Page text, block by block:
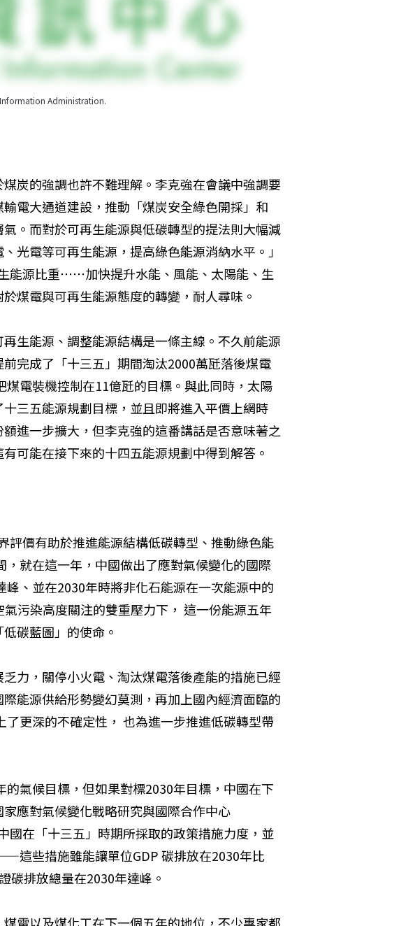
Administration.
炭的強調也許不難理解。李克強在會議中強調要
電大通道建設，推動「煤炭安全綠色開採」和
。而對於可再生能源與低碳轉型的提法則大幅減
光電等可再生能源，提高綠色能源消納水平。」
能源比重⋯⋯加快提升水能、風能、太陽能、生
煤電與可再生能源態度的轉變，耐人尋味。
生能源、調整能源結構是一條主線。不久前能源
完成了「十三五」期間淘汰2000萬瓩落後煤電
電裝機控制在11億瓩的目標。與此同時，太陽
三五能源規劃目標，並且即將進入平價上網時
進一步擴大，但李克強的這番講話是否意味著之
可能在接下來的十四五能源規劃中得到解答。
評價有助於推進能源結構低碳轉型、推動綠色能
就在這一年，中國做出了應對氣候變化的國際
、並在2030年時將非化石能源在一次能源中的
污染高度關注的雙重壓力下， 這一份能源五年
碳藍圖」的使命。
力，關停小火電、淘汰煤電落後產能的措施已經
能源供給形勢變幻莫測，再加上國內經濟面臨的
更深的不確定性， 也為進一步推進低碳轉型帶
氣候目標，但如果對標2030年目標，中國在下
應對氣候變化戰略研究與國際合作中心
國在「十三五」時期所採取的政策措施力度，並
這些措施雖能讓單位GDP 碳排放在2030年比
碳排放總量在2030年達峰。